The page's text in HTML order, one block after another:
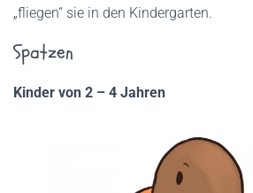
„fliegen“ sie in den Kindergarten.
Spatzen
Kinder von 2 – 4 Jahren